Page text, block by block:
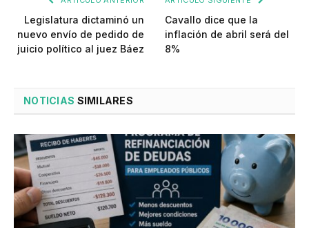
Legislatura dictaminó un
nuevo envío de pedido de
juicio político al juez Báez
Cavallo dice que la
inflación de abril será del
8%
NOTICIAS SIMILARES